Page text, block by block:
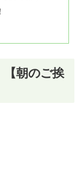
朝のご挨